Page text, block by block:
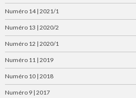
Numéro 14 | 2021/1
Numéro 13 | 2020/2
Numéro 12 | 2020/1
Numéro 11 | 2019
Numéro 10 | 2018
Numéro 9 | 2017